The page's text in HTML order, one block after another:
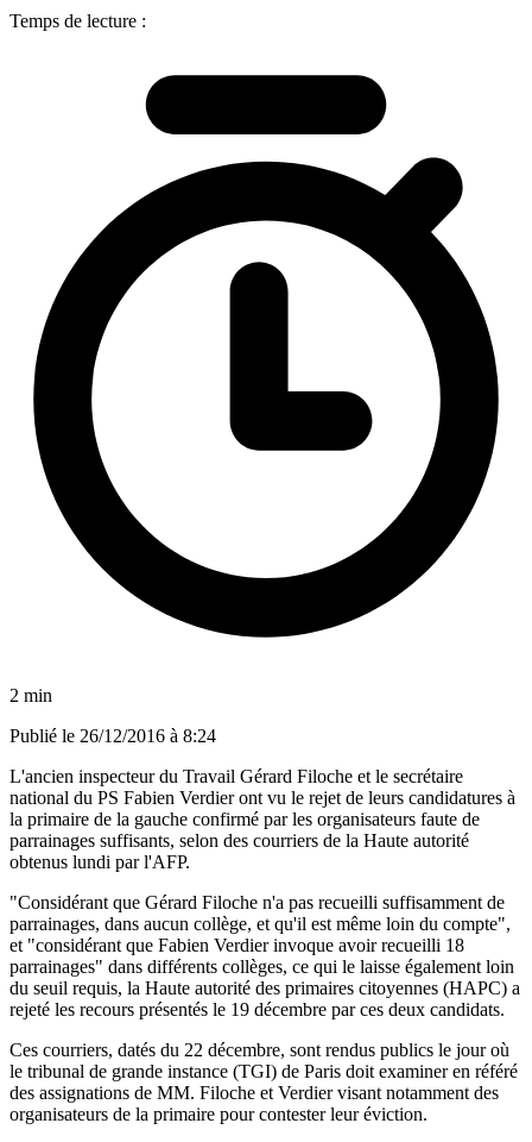
Temps de lecture :
2 min
Publié le 26/12/2016 à 8:24
L'ancien inspecteur du Travail Gérard Filoche et le secrétaire
national du PS Fabien Verdier ont vu le rejet de leurs candidatures à
la primaire de la gauche confirmé par les organisateurs faute de
parrainages suffisants, selon des courriers de la Haute autorité
obtenus lundi par l'AFP.
"Considérant que Gérard Filoche n'a pas recueilli suffisamment de
parrainages, dans aucun collège, et qu'il est même loin du compte",
et "considérant que Fabien Verdier invoque avoir recueilli 18
parrainages" dans différents collèges, ce qui le laisse également loin
du seuil requis, la Haute autorité des primaires citoyennes (HAPC) a
rejeté les recours présentés le 19 décembre par ces deux candidats.
Ces courriers, datés du 22 décembre, sont rendus publics le jour où
le tribunal de grande instance (TGI) de Paris doit examiner en référé
des assignations de MM. Filoche et Verdier visant notamment des
organisateurs de la primaire pour contester leur éviction.